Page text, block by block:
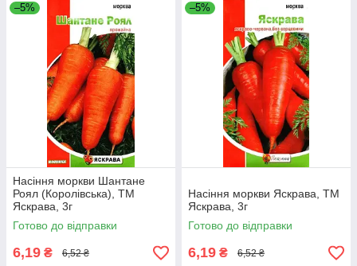
–5%
Насіння моркви Шантане
Роял (Королівська), ТМ
Яскрава, 3г
Готово до відправки
6,19 ₴ 6,52 ₴
–5%
Насіння моркви Яскрава, ТМ
Яскрава, 3г
Готово до відправки
6,19 ₴ 6,52 ₴